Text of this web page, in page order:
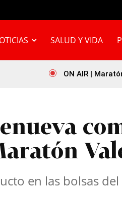
SALUD Y VIDA
ON AIR |
en las bolsas